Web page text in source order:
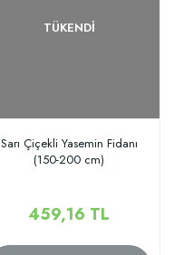
TÜKENDI
Sarı Çiçekli Yasemin Fidanı
(150-200 cm)
459,16 TL